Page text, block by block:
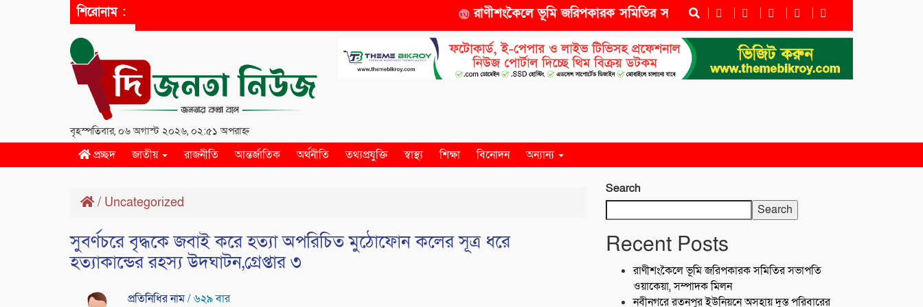
শিরোনাম : রাণীশংকৈলে ভূমি জরিপকারক সমিতির সভাপতি ওয়াকেয়া, সম্পাদক মিলন নবীনগরে রতনপুর
বৃহস্পতিবার, ০৬ অগাস্ট ২০২৬, ০২:৫১ অপরাহ্ন
প্রচ্ছদ জাতীয় রাজনীতি আন্তর্জাতিক অর্থনীতি তথ্যপ্রযুক্তি স্বাস্থ্য শিক্ষা বিনোদন অন্যান্য
/ Uncategorized
সুবর্ণচরে বৃদ্ধকে জবাই করে হত্যা অপরিচিত মুঠোফোন কলের সূত্র ধরে
হত্যাকান্ডের রহস্য উদঘাটন,গ্রেপ্তার ৩
প্রতিনিধির নাম/ ৬২৯ বার
Search
Search
Recent Posts
রাণীশংকৈলে ভূমি জরিপকারক সমিতির সভাপতি
ওয়াকেয়া, সম্পাদক মিলন
নবীনগরে রতনপুর ইউনিয়নে অসহায় দুস্ত পরিবারের